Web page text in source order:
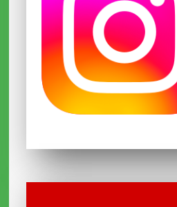
Frohe Weihnachten
Ferien
01.12.2025
Terminänderungen
2025/2026